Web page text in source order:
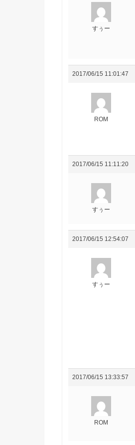
すぅー
2017/06/15 11:01:47
ROM
2017/06/15 11:11:20
すぅー
2017/06/15 12:54:07
すぅー
2017/06/15 13:33:57
ROM